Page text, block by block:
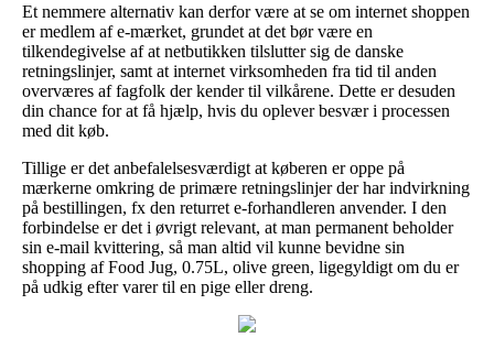
Et nemmere alternativ kan derfor være at se om internet shoppen
er medlem af e-mærket, grundet at det bør være en
tilkendegivelse af at netbutikken tilslutter sig de danske
retningslinjer, samt at internet virksomheden fra tid til anden
overværes af fagfolk der kender til vilkårene. Dette er desuden
din chance for at få hjælp, hvis du oplever besvær i processen
med dit køb.
Tillige er det anbefalelsesværdigt at køberen er oppe på
mærkerne omkring de primære retningslinjer der har indvirkning
på bestillingen, fx den returret e-forhandleren anvender. I den
forbindelse er det i øvrigt relevant, at man permanent beholder
sin e-mail kvittering, så man altid vil kunne bevidne sin
shopping af Food Jug, 0.75L, olive green, ligegyldigt om du er
på udkig efter varer til en pige eller dreng.